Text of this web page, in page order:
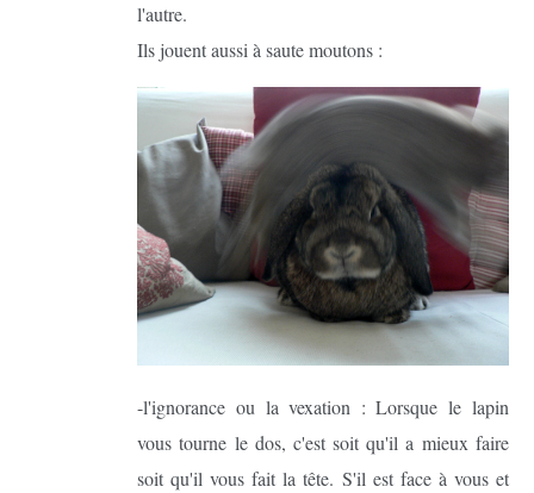
l'autre.
Ils jouent aussi à saute moutons :
-l'ignorance ou la vexation : Lorsque le lapin
vous tourne le dos, c'est soit qu'il a mieux faire
soit qu'il vous fait la tête. S'il est face à vous et